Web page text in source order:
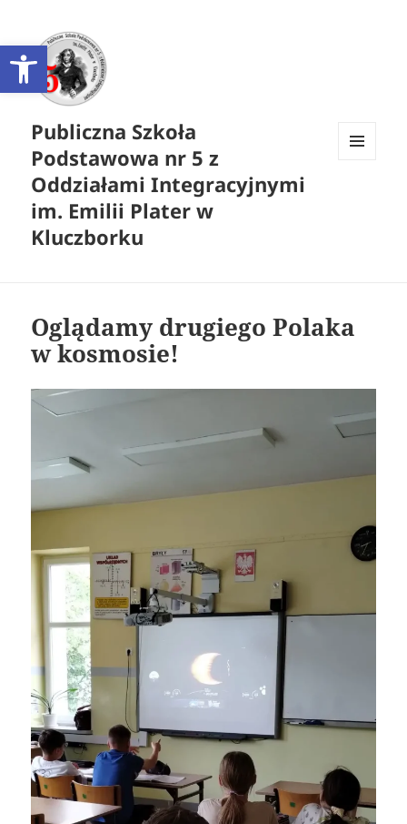
Otwórz pasek narzędzi
Publiczna Szkoła
Podstawowa nr 5 z
Oddziałami Integracyjnymi
im. Emilii Plater w
Kluczborku
Oglądamy drugiego Polaka
w kosmosie!